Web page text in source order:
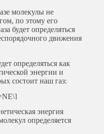
молекулы не
по этому его
будет определяться
движения
определяться как
энергии и
состоит наш газ:
энергия
определяется